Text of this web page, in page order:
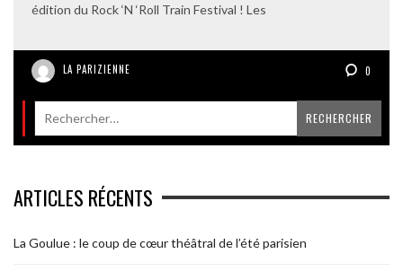
édition du Rock ‘N ‘Roll Train Festival ! Les
LA PARIZIENNE 0
ARTICLES RÉCENTS
La Goulue : le coup de cœur théâtral de l’été parisien